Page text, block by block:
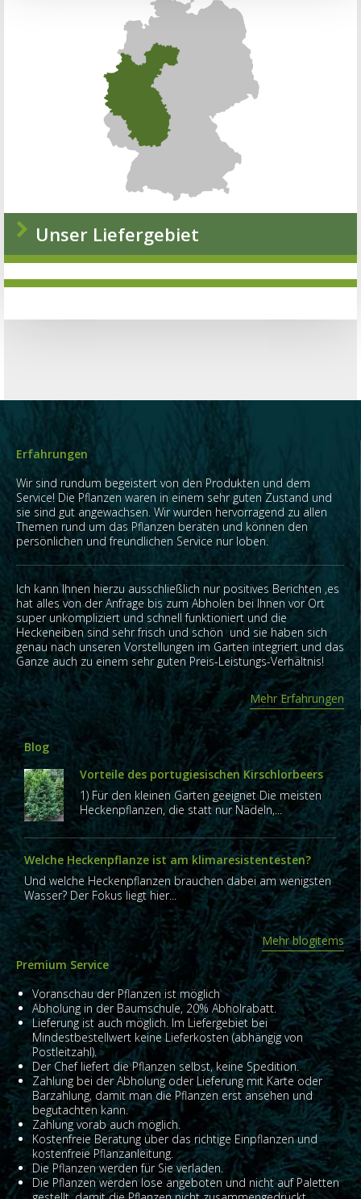
Unser Liefergebiet
Erfahrungen
Wir sind rundum begeistert von den Produkten und dem
Service! Die Pflanzen waren in einem sehr guten Zustand und
sie sind gut angewachsen. Wir wurden hervorragend zu allen
Themen rund um das Pflanzen beraten und können den
persönlichen und freundlichen Service nur loben.
Ich kann Ihnen hierzu ausschließlich nur positives Berichten ,es
hat alles von der Anfrage bis zum Abholen bei Ihnen vor Ort
super unkompliziert und schnell funktioniert und die
Heckeneiben sind sehr frisch und schön und sie haben sich
genau nach unseren Vorstellungen im Garten integriert und das
Ganze auch zu einem sehr guten Preis-Leistungs-Verhältnis!
Mehr Erfahrungen
Blog
Vorteile des portugiesischen Kirschlorbeers
1) Für den kleinen Garten geeignet Die meisten
Heckenpflanzen, die statt nur Nadeln,...
Welche Heckenpflanze ist am klimaresistentesten?
Und welche Heckenpflanzen brauchen dabei am wenigsten
Wasser? Der Fokus liegt hier...
Mehr blogitems
Premium Service
Voranschau der Pflanzen ist möglich
Abholung in der Baumschule, 20% Abholrabatt.
Lieferung ist auch möglich. Im Liefergebiet bei
Mindestbestellwert keine Lieferkosten (abhängig von
Postleitzahl).
Der Chef liefert die Pflanzen selbst, keine Spedition.
Zahlung bei der Abholung oder Lieferung mit Karte oder
Barzahlung, damit man die Pflanzen erst ansehen und
begutachten kann.
Zahlung vorab auch möglich.
Kostenfreie Beratung über das richtige Einpflanzen und
kostenfreie Pflanzanleitung.
Die Pflanzen werden für Sie verladen.
Die Pflanzen werden lose angeboten und nicht auf Paletten